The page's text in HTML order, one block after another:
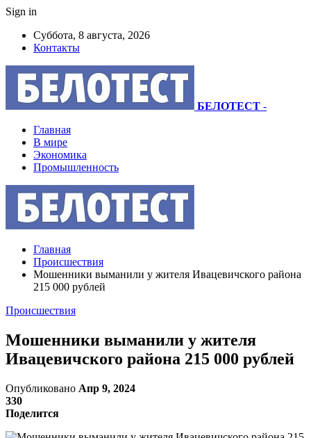
Sign in
Суббота, 8 августа, 2026
Контакты
БЕЛОТЕСТ -
Главная
В мире
Экономика
Промышленность
Главная
Происшествия
Мошенники выманили у жителя Ивацевичского района
215 000 рублей
Происшествия
Мошенники выманили у жителя
Ивацевичского района 215 000 рублей
Опубликовано Апр 9, 2024
330
Поделится